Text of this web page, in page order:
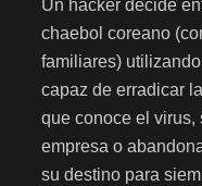
Un hacker decide
chaebol coreano
familiares)
capaz de erradicar
que conoce el virus,
empresa o
su destino para